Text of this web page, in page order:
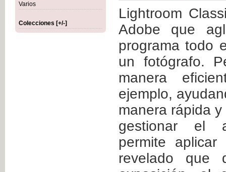
Varios
Colecciones [+/-]
Lightroom
Adobe que
programa todo
un fotógrafo.
manera
ejemplo,
manera rápida
gestionar el
permite
revelado que